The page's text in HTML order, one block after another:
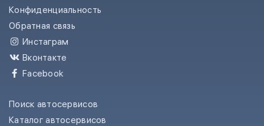
Конфиденциальность
Обратная связь
Инстаграм
Вконтакте
Facebook
Поиск автосервисов
Каталог автосервисов